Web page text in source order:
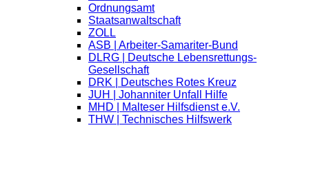
Ordnungsamt
Staatsanwaltschaft
ZOLL
ASB | Arbeiter-Samariter-Bund
DLRG | Deutsche Lebensrettungs-
Gesellschaft
DRK | Deutsches Rotes Kreuz
JUH | Johanniter Unfall Hilfe
MHD | Malteser Hilfsdienst e.V.
THW | Technisches Hilfswerk